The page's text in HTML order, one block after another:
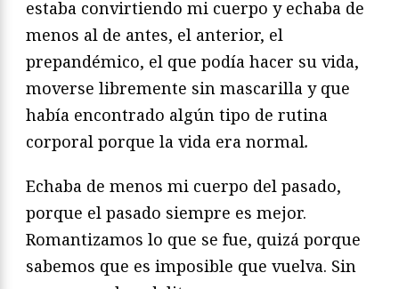
estaba convirtiendo mi cuerpo y echaba de
menos al de antes, el anterior, el
prepandémico, el que podía hacer su vida,
moverse libremente sin mascarilla y que
había encontrado algún tipo de rutina
corporal porque la vida era normal.
Echaba de menos mi cuerpo del pasado,
porque el pasado siempre es mejor.
Romantizamos lo que se fue, quizá porque
sabemos que es imposible que vuelva. Sin